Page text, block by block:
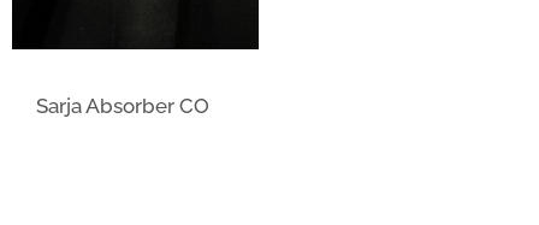
Sarja Absorber CO